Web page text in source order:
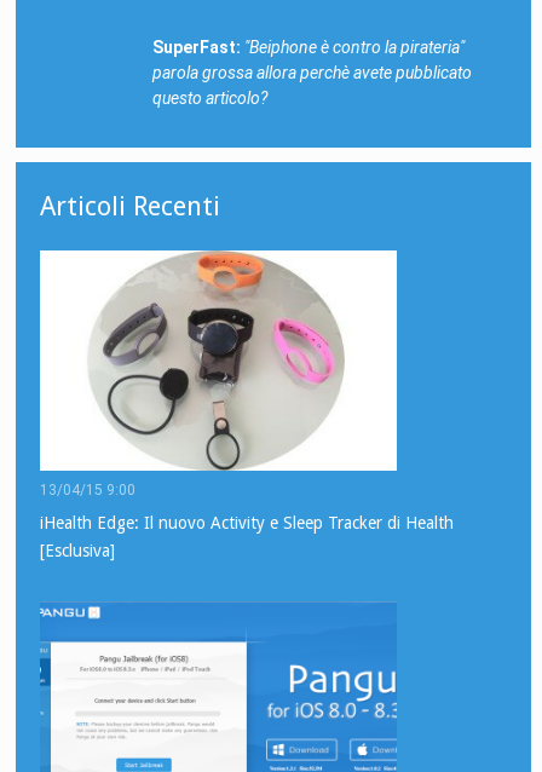
SuperFast: "Beiphone è contro la pirateria"
parola grossa allora perchè avete pubblicato
questo articolo?
Articoli Recenti
13/04/15 9:00
iHealth Edge: Il nuovo Activity e Sleep Tracker di Health
[Esclusiva]